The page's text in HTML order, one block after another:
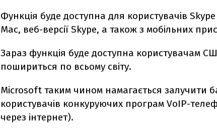
Функція буде доступна для користувачів
Mac, веб-версії Skype, а також з мобільних
Зараз функція буде доступна користувачам
пошириться по всьому світу.
Microsoft таким чином намагається залучити
користувачів конкуруючих програм VoIP-
через інтернет).